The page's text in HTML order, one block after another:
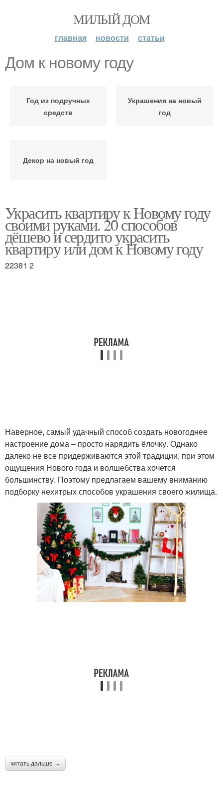
МИЛЫЙ ДОМ
главная новости статьи
Дом к новому году
Год из подручных
средств
Украшения на новый
год
Декор на новый год
Украсить квартиру к Новому году
своими руками. 20 способов
дёшево и сердито украсить
квартиру или дом к Новому году
22381 2
Наверное, самый удачный способ создать новогоднее
настроение дома – просто нарядить ёлочку. Однако
далеко не все придерживаются этой традиции, при этом
ощущения Нового года и волшебства хочется
большинству. Поэтому предлагаем вашему вниманию
подборку нехитрых способов украшения своего жилища.
читать дальше →